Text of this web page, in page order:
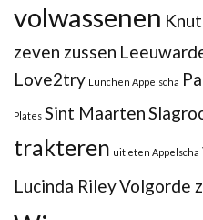
volwassenen
zeven zussen
Love2try Lunchen Appelscha
Plates Sint Maarten
trakteren uit eten Appelscha
Lucinda RileyVolgorde